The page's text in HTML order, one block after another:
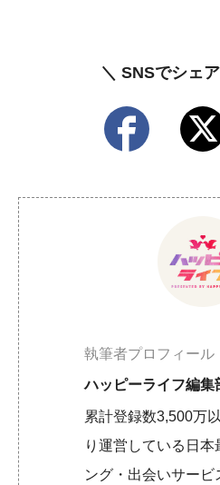
＼ SNSでシェ
執筆者プロフィール
ハッピーライフ編集
累計登録数3,500万
り運営している日本
ング・出会いサービ